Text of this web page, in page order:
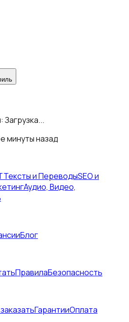
Загрузка...
минуты назад
Тексты и ПереводыSEO и
Аудио, Видео,
Блог
ПравилаБезопасность
ГарантииОплата